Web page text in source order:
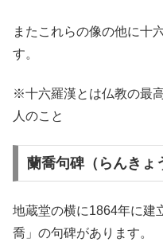
またこれらの像の他に十
す。
※十六羅漢とは仏教の最
人のこと
蘭喬句碑（らんきょ
地蔵堂の横に1864年に建
喬」の句碑があります。